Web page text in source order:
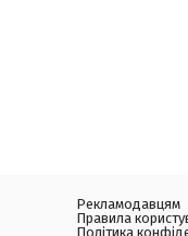
Рекламодавцям
Правила
Політика